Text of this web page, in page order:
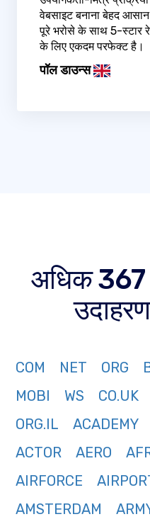
वेबसाइट बनाना बेहद
पूरे भरोसे के साथ 5-स्टार
के लिए एकदम परफेक्ट है।
पॉल डाउन्स
अधिक 367
COM NET ORG
MOBI
WS CO.UK
ORG.IL
ACADEMY
ACTOR
AERO
AIRFORCE
AMSTERDAM